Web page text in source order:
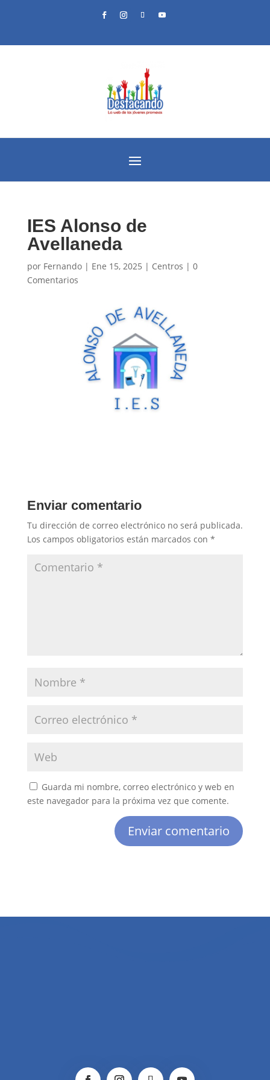
IES Alonso de
Avellaneda
por Fernando| Ene 15, 2025 | Centros | 0
Comentarios
Enviar comentario
Tu dirección de correo electrónico no será publicada.
Los campos obligatorios están marcados con *
Guarda mi nombre, correo electrónico y web en
este navegador para la próxima vez que comente.